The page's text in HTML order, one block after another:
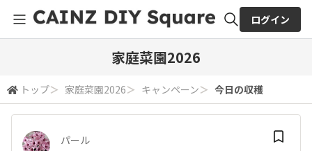
検索
ログイン
家庭菜園2026
トップ＞ 家庭菜園2026＞ キャンペーン＞ 今日の収穫
パール